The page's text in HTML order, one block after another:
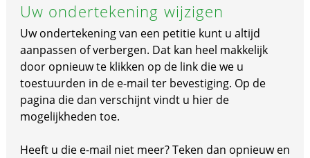
Uw ondertekening wijzigen
Uw ondertekening van een petitie kunt u altijd
aanpassen of verbergen. Dat kan heel makkelijk
door opnieuw te klikken op de link die we u
toestuurden in de e-mail ter bevestiging. Op de
pagina die dan verschijnt vindt u hier de
mogelijkheden toe.
Heeft u die e-mail niet meer? Teken dan opnieuw en